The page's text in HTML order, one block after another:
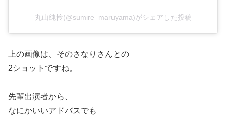
丸山純怜(@sumire_maruyama)がシェアした投稿
上の画像は、そのさなりさんとの
2ショットですね。
先輩出演者から、
なにかいいアドバスでも